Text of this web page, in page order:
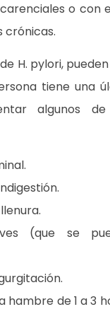
o con
crónicas.
H. pylori,
tiene una
algunos
(que se
hambre de 1 a 3